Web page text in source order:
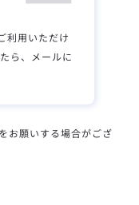
利用いただけ
ら、メールに
お願いする場合がござ